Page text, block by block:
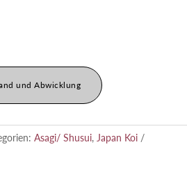
und Abwicklung
Asagi/ Shusui, Japan Koi